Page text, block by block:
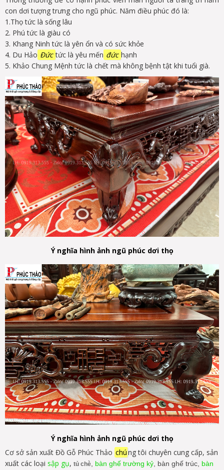
con dơi tượng trưng cho ngũ phúc. Năm điều phúc đó là:
1.Thọ tức là sống lâu
2. Phú tức là giàu có
3. Khang Ninh tức là yên ổn và có sức khỏe
4. Du Hảo Đức tức là yêu mến đức hạnh
5. Khảo Chung Mệnh tức là chết mà không bệnh tật khi tuổi già.
Ý nghĩa hình ảnh ngũ phúc dơi thọ
Ý nghĩa hình ảnh ngũ phúc dơi thọ
Cơ sở sản xuất Đồ Gỗ Phúc Thảo chúng tôi chuyên cung cấp, sản
xuất các loại sập gụ, tủ chè bàn ghế trường kỷ , bàn ghế trúc, bàn